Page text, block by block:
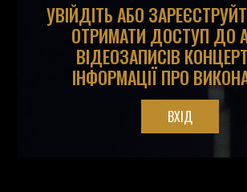
УВІЙДІТЬ АБО
ОТРИМАТИ ДОСТУП ДО
ВІДЕОЗАПИСІВ
ІНФОРМАЦІЇ ПРО
ВХІД